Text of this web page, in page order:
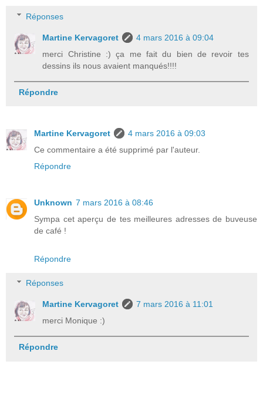
Réponses
Martine Kervagoret
4 mars 2016 à 09:04
merci Christine :) ça me fait du bien de revoir tes
dessins ils nous avaient manqués!!!!
Répondre
Martine Kervagoret
4 mars 2016 à 09:03
Ce commentaire a été supprimé par l'auteur.
Répondre
Unknown 7 mars 2016 à 08:46
Sympa cet aperçu de tes meilleures adresses de buveuse
de café !
Répondre
Réponses
Martine Kervagoret
7 mars 2016 à 11:01
merci Monique :)
Répondre